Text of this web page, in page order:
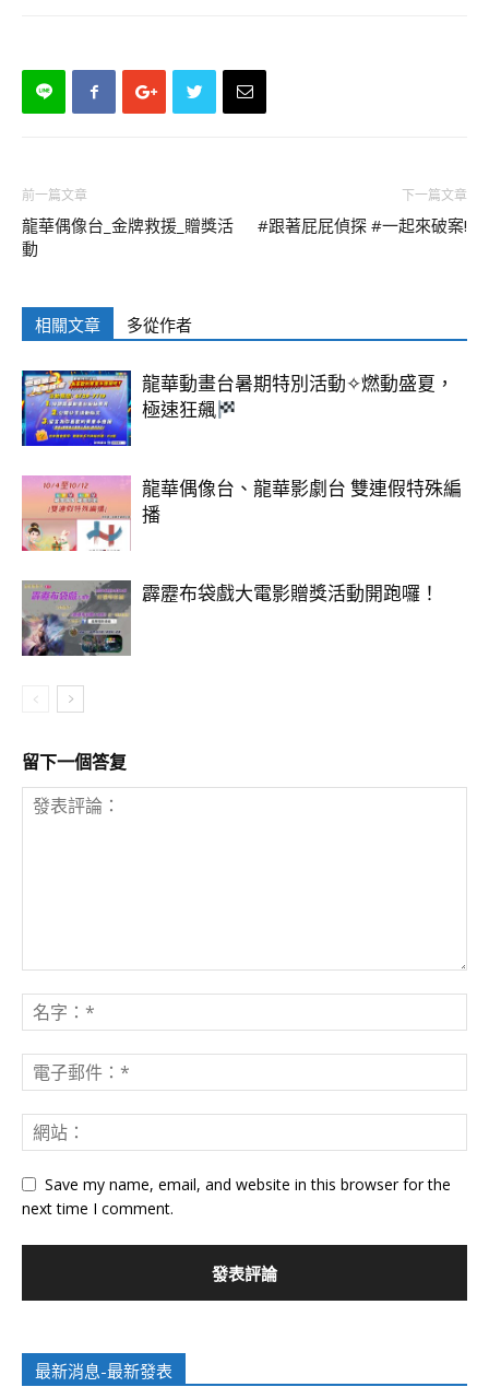
前一篇文章
龍華偶像台_金牌救援_贈獎活
動
下一篇文章
#跟著屁屁偵探 #一起來破案!
相關文章 多從作者
龍華動畫台暑期特別活動✧燃動盛夏，
極速狂飆
龍華偶像台、龍華影劇台 雙連假特殊編
播
霹靂布袋戲大電影贈獎活動開跑囉！
留下一個答复
Save my name, email, and website in this browser for the
next time I comment.
最新消息-最新發表